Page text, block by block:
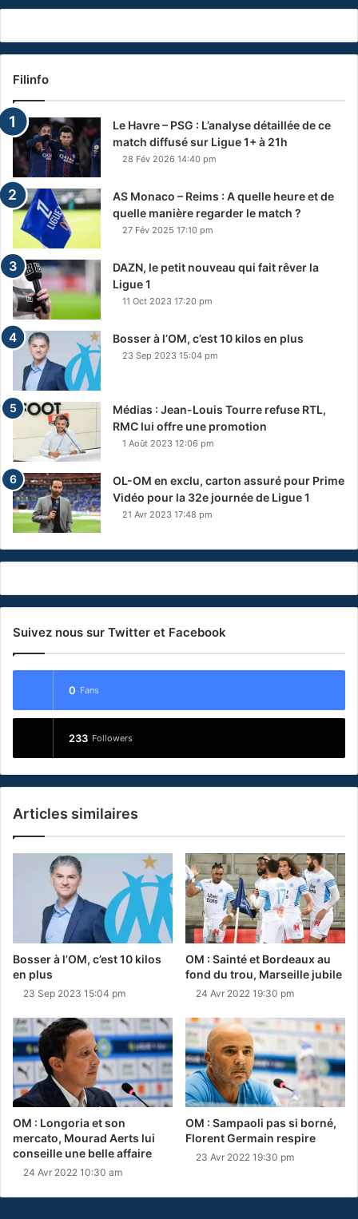
Filinfo
Le Havre – PSG : L’analyse détaillée de ce
match diffusé sur Ligue 1+ à 21h
28 Fév 2026 14:40 pm
AS Monaco – Reims : A quelle heure et de
quelle manière regarder le match ?
27 Fév 2025 17:10 pm
DAZN, le petit nouveau qui fait rêver la
Ligue 1
11 Oct 2023 17:20 pm
Bosser à l’OM, c’est 10 kilos en plus
23 Sep 2023 15:04 pm
Médias : Jean-Louis Tourre refuse RTL,
RMC lui offre une promotion
1 Août 2023 12:06 pm
OL-OM en exclu, carton assuré pour Prime
Vidéo pour la 32e journée de Ligue 1
21 Avr 2023 17:48 pm
Suivez nous sur Twitter et Facebook
0 Fans
233 Followers
Articles similaires
Bosser à l’OM, c’est 10 kilos
en plus
23 Sep 2023 15:04 pm
OM : Sainté et Bordeaux au
fond du trou, Marseille jubile
24 Avr 2022 19:30 pm
OM : Longoria et son
mercato, Mourad Aerts lui
conseille une belle affaire
24 Avr 2022 10:30 am
OM : Sampaoli pas si borné,
Florent Germain respire
23 Avr 2022 19:30 pm